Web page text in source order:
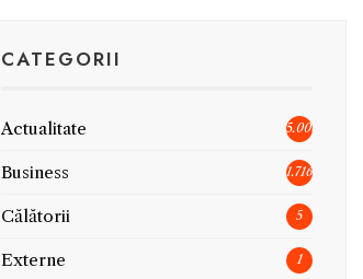
CATEGORII
Actualitate 5.006
Business 1.716
Călătorii 5
Externe 1